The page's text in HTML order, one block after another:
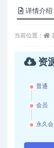
详情介绍
当前位置：
资
普通
会员
永久